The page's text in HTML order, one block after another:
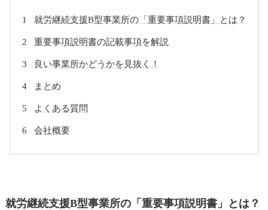
就労継続支援B型事業所の「重要事項説明書」とは？
重要事項説明書の記載事項を解説
良い事業所かどうかを見抜く！
まとめ
よくある質問
会社概要
就労継続支援B型事業所の「重要事項説明書」とは？